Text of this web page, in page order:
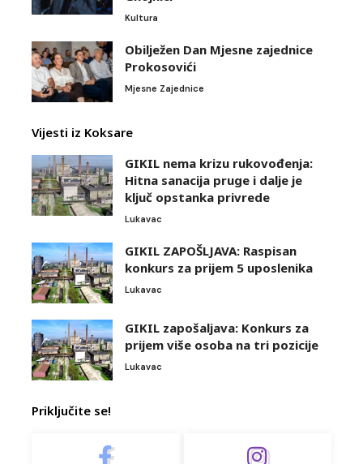
Kultura
Obilježen Dan Mjesne zajednice
Prokosovići
Mjesne Zajednice
Vijesti iz Koksare
GIKIL nema krizu rukovođenja:
Hitna sanacija pruge i dalje je
ključ opstanka privrede
Lukavac
GIKIL ZAPOŠLJAVA: Raspisan
konkurs za prijem 5 uposlenika
Lukavac
GIKIL zapošaljava: Konkurs za
prijem više osoba na tri pozicije
Lukavac
Priključite se!